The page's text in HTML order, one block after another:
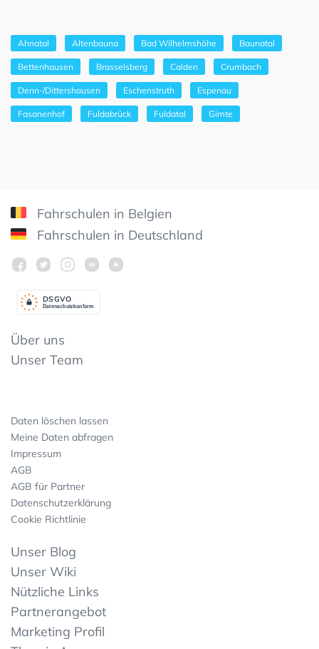
Ahnatal Altenbauna Bad Wilhelmshöhe Baunatal
Bettenhausen Brasselsberg Calden Crumbach
Denn-/Dittershausen Eschenstruth Espenau
Fasanenhof Fuldabrück Fuldatal Gimte
Fahrschulen in Belgien
Fahrschulen in Deutschland
Datenschutzkonform
DSGVO
Über uns
Unser Team
Daten löschen lassen
Meine Daten abfragen
Impressum
AGB
AGB für Partner
Datenschutzerklärung
Cookie Richtlinie
Unser Blog
Unser Wiki
Nützliche Links
Partnerangebot
Marketing Profil